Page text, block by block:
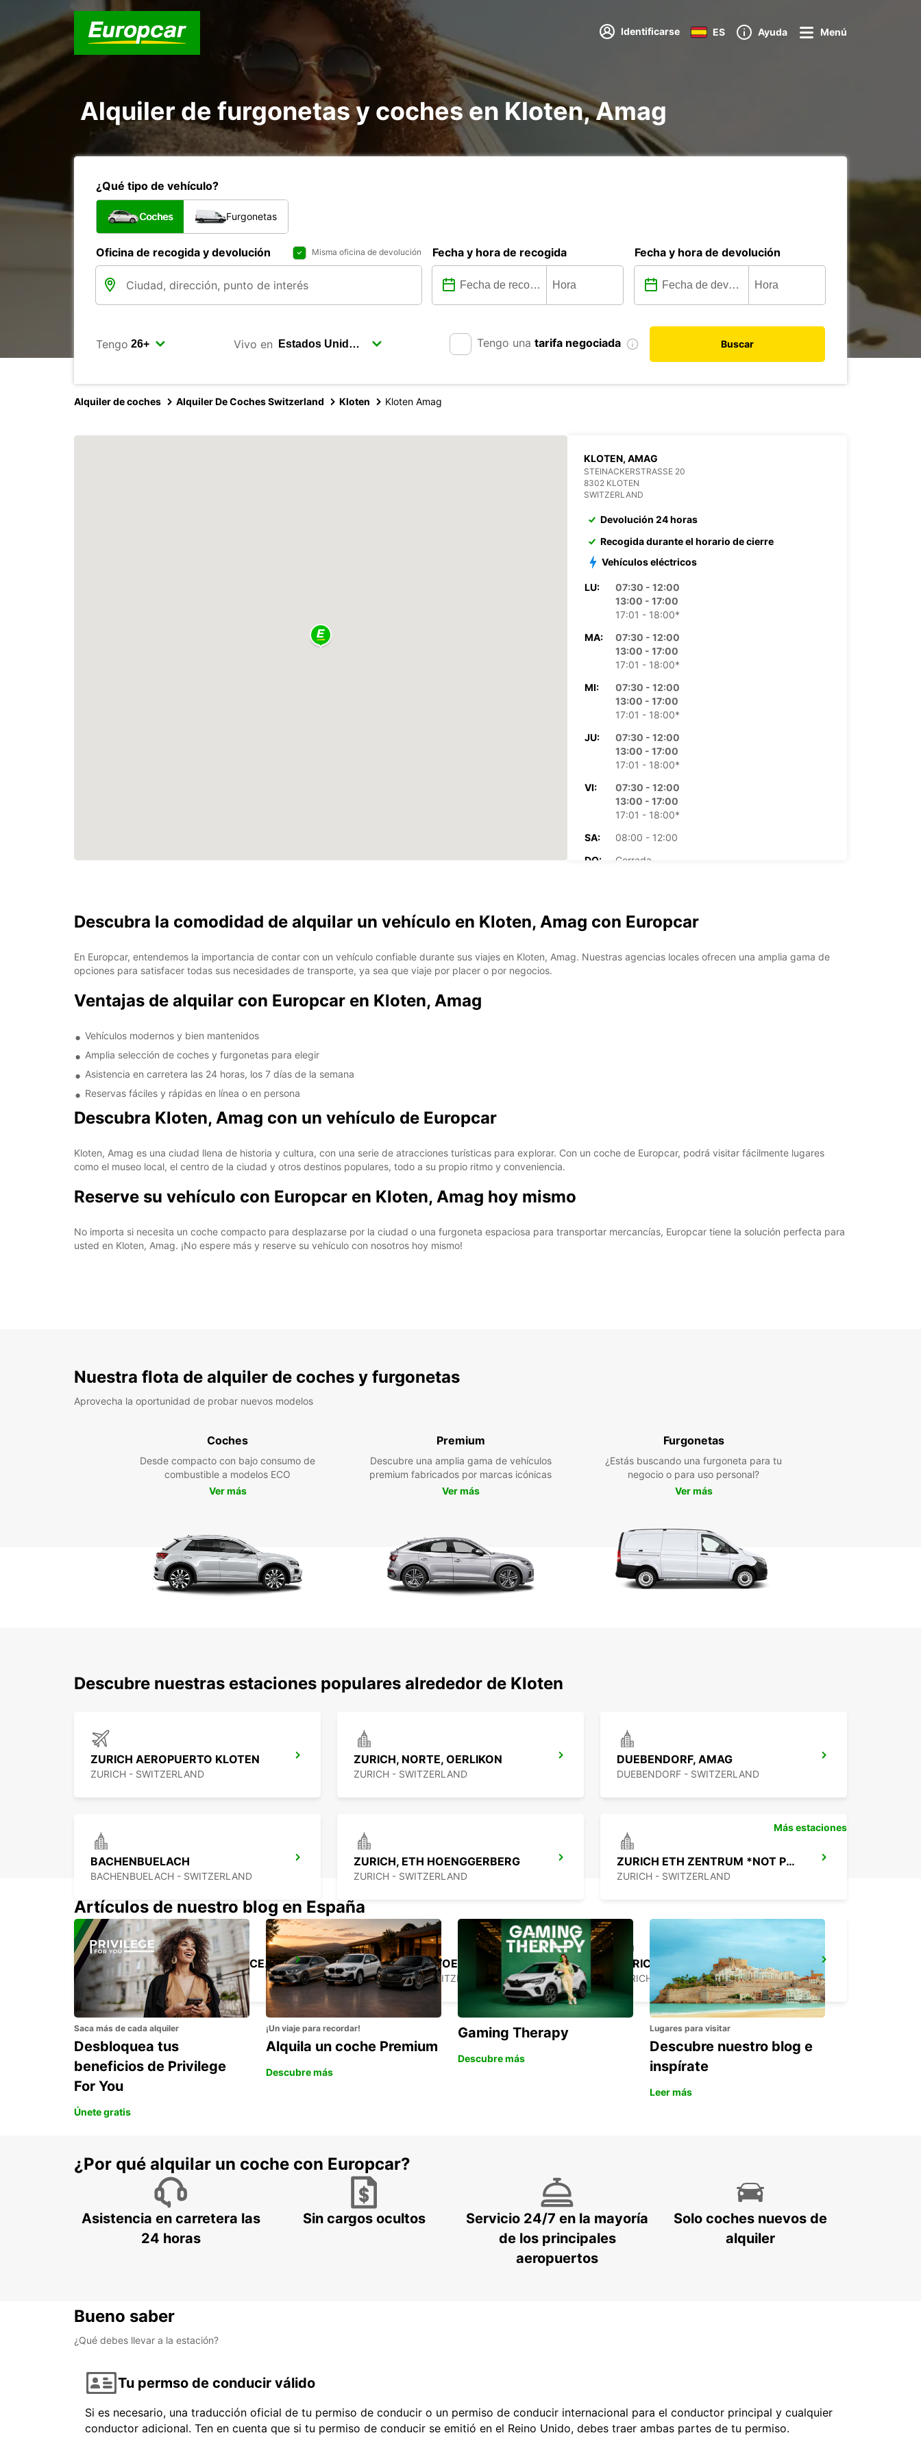
Identificarse ES Ayuda Menú
Alquiler de furgonetas y coches en Kloten, Amag
¿Qué tipo de vehículo?
Coches Furgonetas
Oficina de recogida y devolución Misma oficina de devolución Fecha y hora de recogida Fecha y hora de devolución
Tengo Vivo en Tengo una tarifa negociada Buscar
Alquiler de coches Alquiler De Coches Switzerland Kloten Kloten Amag
KLOTEN, AMAG
STEINACKERSTRASSE 20
8302 KLOTEN
SWITZERLAND
Devolución 24 horas
Recogida durante el horario de cierre
Vehículos eléctricos
LU:
07:30 - 12:00
13:00 - 17:00
17:01 - 18:00*
MA:
07:30 - 12:00
13:00 - 17:00
17:01 - 18:00*
MI:
07:30 - 12:00
13:00 - 17:00
17:01 - 18:00*
JU:
07:30 - 12:00
13:00 - 17:00
17:01 - 18:00*
VI:
07:30 - 12:00
13:00 - 17:00
17:01 - 18:00*
SA:
08:00 - 12:00
DO:
Cerrada
Descubra la comodidad de alquilar un vehículo en Kloten, Amag con Europcar
En Europcar, entendemos la importancia de contar con un vehículo confiable durante sus viajes en Kloten, Amag. Nuestras agencias locales ofrecen una amplia gama de
opciones para satisfacer todas sus necesidades de transporte, ya sea que viaje por placer o por negocios.
Ventajas de alquilar con Europcar en Kloten, Amag
Vehículos modernos y bien mantenidos
Amplia selección de coches y furgonetas para elegir
Asistencia en carretera las 24 horas, los 7 días de la semana
Reservas fáciles y rápidas en línea o en persona
Descubra Kloten, Amag con un vehículo de Europcar
Kloten, Amag es una ciudad llena de historia y cultura, con una serie de atracciones turísticas para explorar. Con un coche de Europcar, podrá visitar fácilmente lugares
como el museo local, el centro de la ciudad y otros destinos populares, todo a su propio ritmo y conveniencia.
Reserve su vehículo con Europcar en Kloten, Amag hoy mismo
No importa si necesita un coche compacto para desplazarse por la ciudad o una furgoneta espaciosa para transportar mercancías, Europcar tiene la solución perfecta para
usted en Kloten, Amag. ¡No espere más y reserve su vehículo con nosotros hoy mismo!
Nuestra flota de alquiler de coches y furgonetas
Aprovecha la oportunidad de probar nuevos modelos
Coches
Desde compacto con bajo consumo de
combustible a modelos ECO
Ver más
Premium
Descubre una amplia gama de vehículos
premium fabricados por marcas icónicas
Ver más
Furgonetas
¿Estás buscando una furgoneta para tu
negocio o para uso personal?
Ver más
Descubre nuestras estaciones populares alrededor de Kloten
ZURICH AEROPUERTO KLOTEN
ZURICH - SWITZERLAND
ZURICH, NORTE, OERLIKON
ZURICH - SWITZERLAND
DUEBENDORF, AMAG
DUEBENDORF - SWITZERLAND
BACHENBUELACH
BACHENBUELACH - SWITZERLAND
ZURICH, ETH HOENGGERBERG
ZURICH - SWITZERLAND
ZURICH ETH ZENTRUM *NOT PUBLIC
ZURICH - SWITZERLAND
ZURICH, CENTRO, ESTACION CENTRAL
ZURICH - SWITZERLAND
WINTERTHUR, TOESS AMAG
WINTERTHUR - SWITZERLAND
ZURICH, SEEFELD
ZURICH - SWITZERLAND
Más estaciones
Artículos de nuestro blog en España
Saca más de cada alquiler
Desbloquea tus
beneficios de Privilege
For You
Únete gratis
¡Un viaje para recordar!
Alquila un coche Premium
Descubre más
Gaming Therapy
Descubre más
Lugares para visitar
Descubre nuestro blog e
inspírate
Leer más
¿Por qué alquilar un coche con Europcar?
Asistencia en carretera las
24 horas
Sin cargos ocultos
Servicio 24/7 en la mayoría
de los principales
aeropuertos
Solo coches nuevos de
alquiler
Bueno saber
¿Qué debes llevar a la estación?
Tu permso de conducir válido
Si es necesario, una traducción oficial de tu permiso de conducir o un permiso de conducir internacional para el conductor principal y cualquier
conductor adicional. Ten en cuenta que si tu permiso de conducir se emitió en el Reino Unido, debes traer ambas partes de tu permiso.